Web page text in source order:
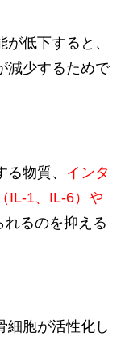
低下すると、
減少するためで
物質、 インタ
IL-1、IL-6）や
れるのを抑える
細胞が活性化し